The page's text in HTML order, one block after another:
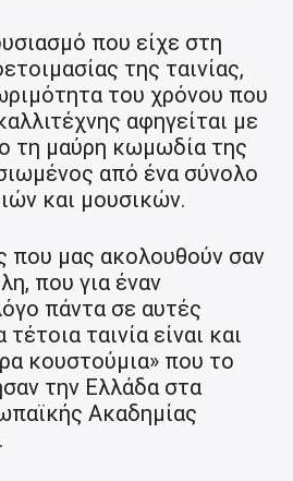
που είχε στη
της ταινίας,
του χρόνου που
αφηγείται με
τη μαύρη κωμωδία της
από ένα σύνολο
και μουσικών.
που μας ακολουθούν σαν
που για έναν
πάντα σε αυτές
ταινία είναι και
κουστούμια» που το
την Ελλάδα στα
Ακαδημίας